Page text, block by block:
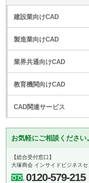
建設業向けCAD
製造業向けCAD
業界共通向けCAD
教育機関向けCAD
CAD関連サービス
お気軽にご相談ください。
【総合受付窓口】
大塚商会 インサイドビジネスセ
0120-579-215